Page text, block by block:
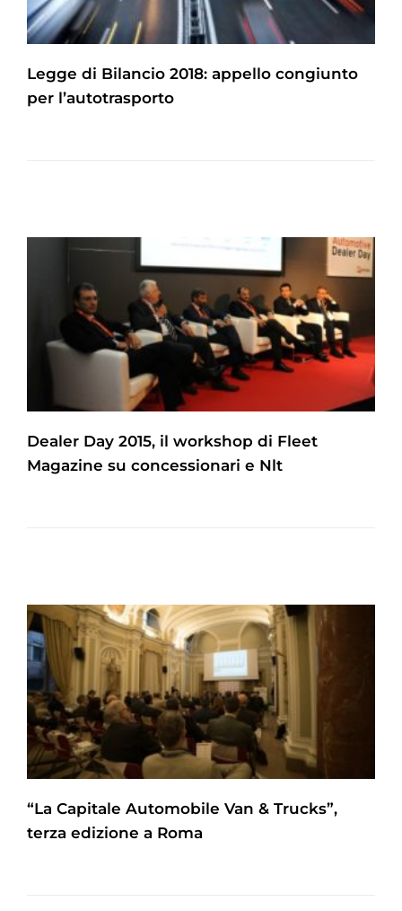
Legge di Bilancio 2018: appello congiunto
per l’autotrasporto
Dealer Day 2015, il workshop di Fleet
Magazine su concessionari e Nlt
“La Capitale Automobile Van & Trucks”,
terza edizione a Roma